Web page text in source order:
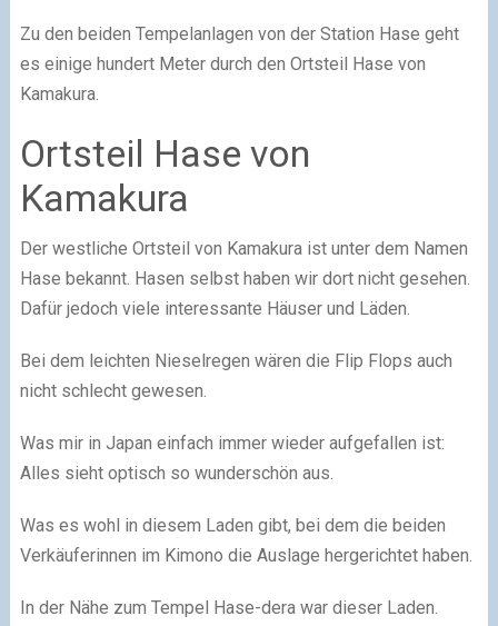
Zu den beiden Tempelanlagen von der Station Hase geht
es einige hundert Meter durch den Ortsteil Hase von
Kamakura.
Ortsteil Hase von
Kamakura
Der westliche Ortsteil von Kamakura ist unter dem Namen
Hase bekannt. Hasen selbst haben wir dort nicht gesehen.
Dafür jedoch viele interessante Häuser und Läden.
Bei dem leichten Nieselregen wären die Flip Flops auch
nicht schlecht gewesen.
Was mir in Japan einfach immer wieder aufgefallen ist:
Alles sieht optisch so wunderschön aus.
Was es wohl in diesem Laden gibt, bei dem die beiden
Verkäuferinnen im Kimono die Auslage hergerichtet haben.
In der Nähe zum Tempel Hase-dera war dieser Laden.